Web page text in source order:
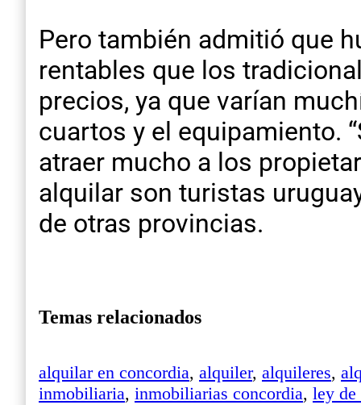
Pero también admitió que
rentables que los
precios, ya que varían
cuartos y el equipamiento.
atraer mucho a los
alquilar son turistas
de otras provincias.
Temas relacionados
alquilar en concordia, alquiler, alquileres,
inmobiliaria, inmobiliarias concordia, ley de